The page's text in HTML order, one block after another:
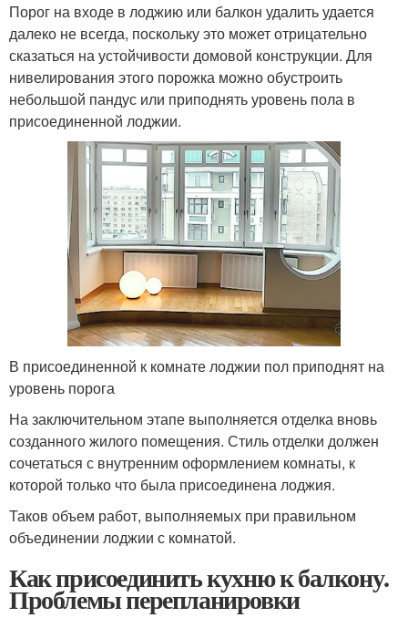
Порог на входе в лоджию или балкон удалить удается
далеко не всегда, поскольку это может отрицательно
сказаться на устойчивости домовой конструкции. Для
нивелирования этого порожка можно обустроить
небольшой пандус или приподнять уровень пола в
присоединенной лоджии.
В присоединенной к комнате лоджии пол приподнят на
уровень порога
На заключительном этапе выполняется отделка вновь
созданного жилого помещения. Стиль отделки должен
сочетаться с внутренним оформлением комнаты, к
которой только что была присоединена лоджия.
Таков объем работ, выполняемых при правильном
объединении лоджии с комнатой.
Как присоединить кухню к балкону.
Проблемы перепланировки